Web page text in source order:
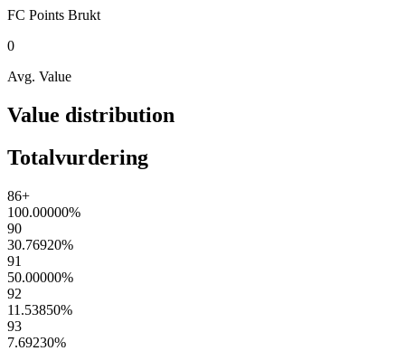
FC Points Brukt
0
Avg. Value
Value distribution
Totalvurdering
86+
100.00000%
90
30.76920%
91
50.00000%
92
11.53850%
93
7.69230%